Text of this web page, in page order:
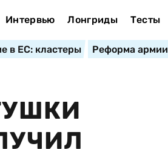
Интервью Лонгриды Тесты
в ЕС: кластеры Реформа армии